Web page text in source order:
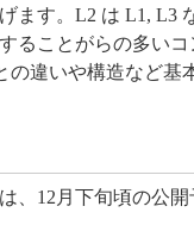
ます。L2 は L1, L3
ることがらの多い
の違いや構造など基
、12月下旬頃の公開